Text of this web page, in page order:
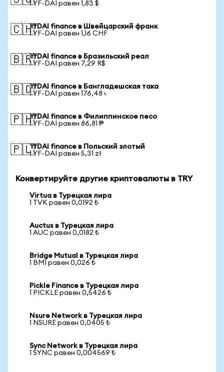
1 YF-DAI равен 1,83 $
🇨🇭YfDAI finance в Швейцарский франк
1 YF-DAI равен 1,16 CHF
🇧🇷YfDAI finance в Бразильский реал
1 YF-DAI равен 7,29 R$
🇧🇩YfDAI finance в Бангладешская така
1 YF-DAI равен 176,48 ৳
🇵🇭YfDAI finance в Филиппинское песо
1 YF-DAI равен 86,81 ₱
🇵🇱YfDAI finance в Польский злотый
1 YF-DAI равен 5,31 zł
Конвертируйте другие криптовалюты в TRY
Virtua в Турецкая лира
1 TVK равен 0,0192 ₺
Auctus в Турецкая лира
1 AUC равен 0,0182 ₺
Bridge Mutual в Турецкая лира
1 BMI равен 0,026 ₺
Pickle Finance в Турецкая лира
1 PICKLE равен 0,5426 ₺
Nsure Network в Турецкая лира
1 NSURE равен 0,0405 ₺
Sync Network в Турецкая лира
1 SYNC равен 0,004569 ₺